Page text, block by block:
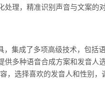
理，精准识别声音与文案的
集成了多项高级技术，包括
多种语音合成方案和发音人
，选择喜欢的发音人和性别